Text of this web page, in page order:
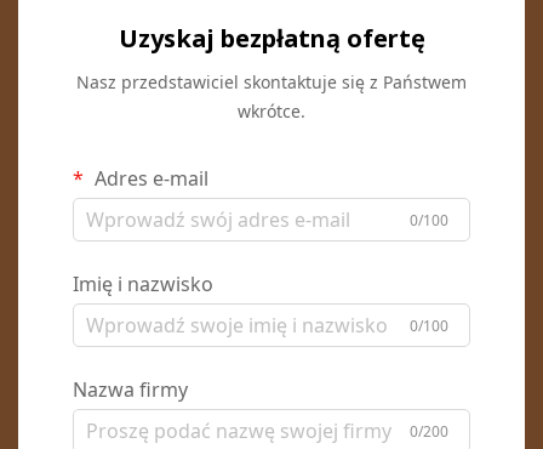
Uzyskaj bezpłatną ofertę
Nasz przedstawiciel skontaktuje się z Państwem
wkrótce.
Adres e-mail
0/100
Imię i nazwisko
0/100
Nazwa firmy
0/200